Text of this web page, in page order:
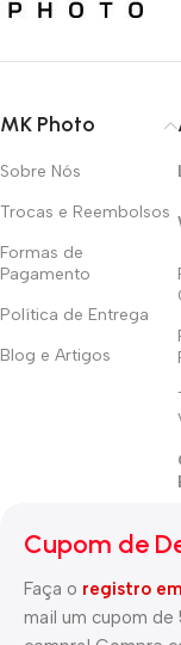
MK Photo
Sobre Nós
Trocas e Reembolsos
Formas de
Pagamento
Política de Entrega
Blog e Artigos
Cupom de
Faça o registro
mail um cupom de